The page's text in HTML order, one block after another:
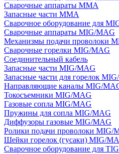
Сварочные аппараты MMA
Запасные части MMA
Сварочное оборудование для
Сварочные аппараты MIG/MAG
Механизмы подачи проволоки
Сварочные горелки MIG/MAG
Соединительный кабель
Запасные части MIG/MAG
Запасные части для горелок
Направляющие каналы MIG/
Токосъемники MIG/MAG
Газовые сопла MIG/MAG
Пружины для сопла MIG/MAG
Диффузоры газовые MIG/MAG
Ролики подачи проволоки MIG/
Шейки горелок (гусаки) MIG/
Сварочное оборудование для